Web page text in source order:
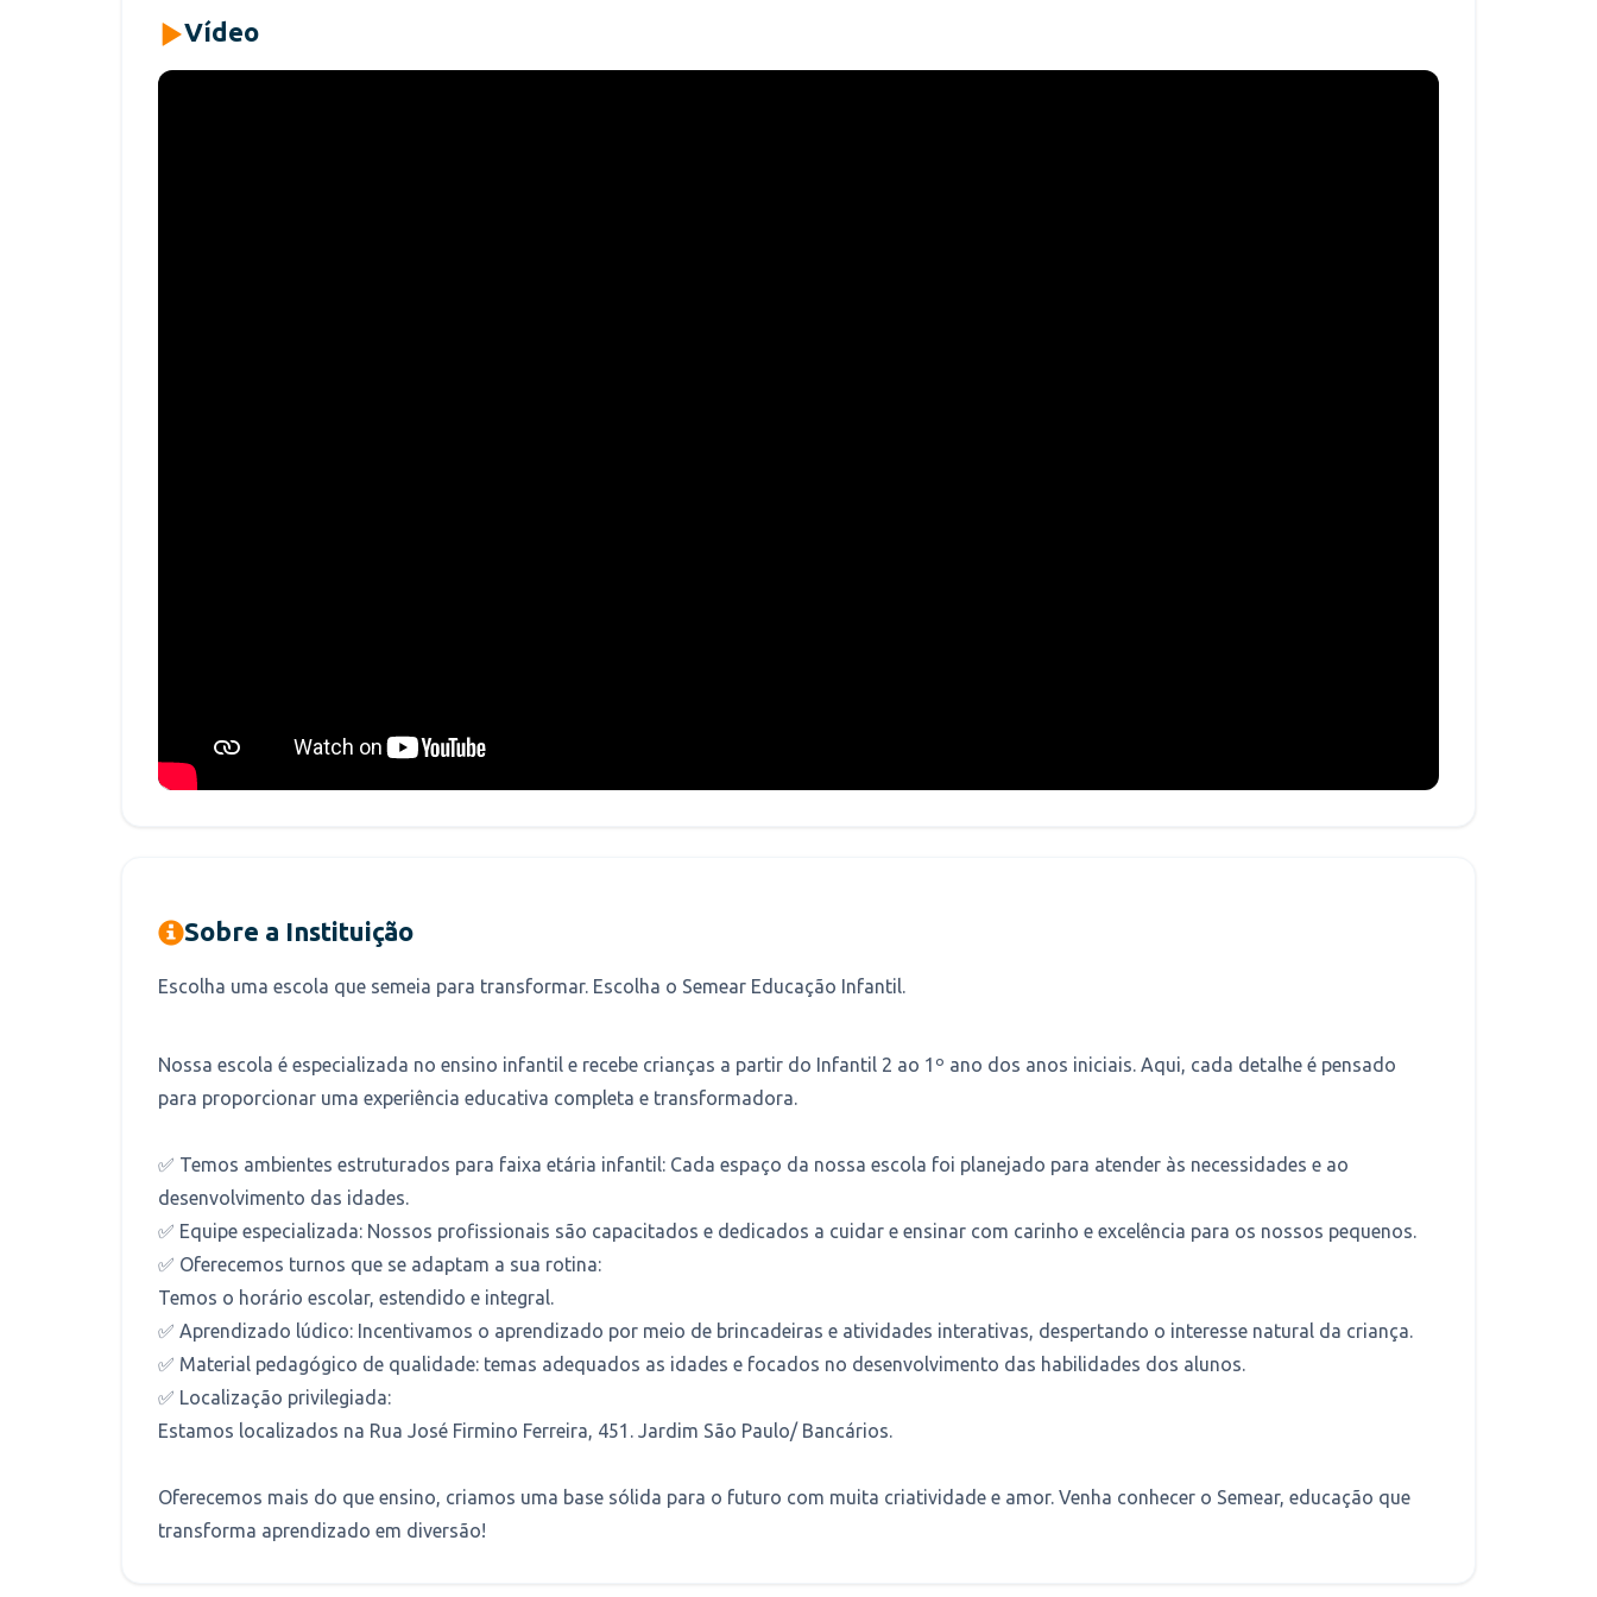
Vídeo
Sobre a Instituição
Escolha uma escola que semeia para transformar. Escolha o Semear Educação Infantil.
Nossa escola é especializada no ensino infantil e recebe crianças a partir do Infantil 2 ao 1º ano dos anos iniciais. Aqui, cada detalhe é pensado
para proporcionar uma experiência educativa completa e transformadora.
✅ Temos ambientes estruturados para faixa etária infantil: Cada espaço da nossa escola foi planejado para atender às necessidades e ao
desenvolvimento das idades.
✅ Equipe especializada: Nossos profissionais são capacitados e dedicados a cuidar e ensinar com carinho e excelência para os nossos pequenos.
✅ Oferecemos turnos que se adaptam a sua rotina:
Temos o horário escolar, estendido e integral.
✅ Aprendizado lúdico: Incentivamos o aprendizado por meio de brincadeiras e atividades interativas, despertando o interesse natural da criança.
✅ Material pedagógico de qualidade: temas adequados as idades e focados no desenvolvimento das habilidades dos alunos.
✅ Localização privilegiada:
Estamos localizados na Rua José Firmino Ferreira, 451. Jardim São Paulo/ Bancários.
Oferecemos mais do que ensino, criamos uma base sólida para o futuro com muita criatividade e amor. Venha conhecer o Semear, educação que
transforma aprendizado em diversão!